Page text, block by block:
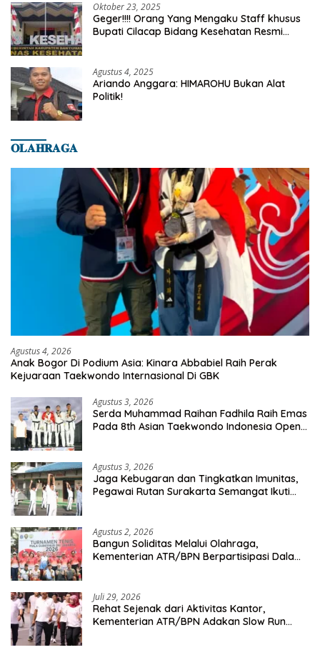
Oktober 23, 2025
Geger!!!! Orang Yang Mengaku Staff khusus
Bupati Cilacap Bidang Kesehatan Resmi
Agustus 4, 2025
Ariando Anggara: HIMAROHU Bukan Alat
Politik!
𝐎𝐋𝐀𝐇𝐑𝐀𝐆𝐀
Agustus 4, 2026
Anak Bogor Di Podium Asia: Kinara Abbabiel Raih Perak
Kejuaraan Taekwondo Internasional Di GBK
Agustus 3, 2026
Serda Muhammad Raihan Fadhila Raih Emas
Pada 8th Asian Taekwondo Indonesia Open
Agustus 3, 2026
Jaga Kebugaran dan Tingkatkan Imunitas,
Pegawai Rutan Surakarta Semangat Ikuti
Agustus 2, 2026
Bangun Soliditas Melalui Olahraga,
Kementerian ATR/BPN Berpartisipasi Dalam
Juli 29, 2026
Rehat Sejenak dari Aktivitas Kantor,
Kementerian ATR/BPN Adakan Slow Run